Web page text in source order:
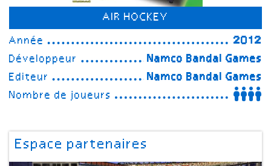
AIR HOCKEY
Année
2012
Développeur
Namco Bandai Games
Editeur
Namco Bandai Games
Nombre de joueurs
Espace partenaires